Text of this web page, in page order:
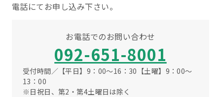
電話にてお申し込み下さい。
お電話でのお問い合わせ
092-651-8001
受付時間／【平日】9：00〜16：30【土曜】9：00〜
13：00
※日祝日、第2・第4土曜日は除く